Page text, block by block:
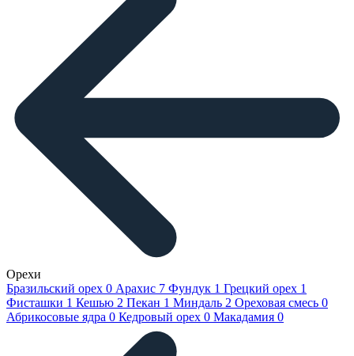
Орехи
Бразильский орех 0 Арахис 7 Фундук 1 Грецкий орех 1
Фисташки 1 Кешью 2 Пекан 1 Миндаль 2 Ореховая смесь 0
Абрикосовые ядра 0 Кедровый орех 0 Макадамия 0